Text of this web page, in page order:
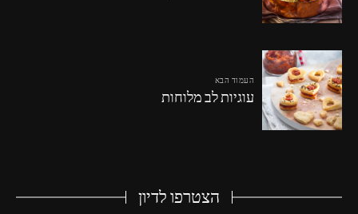
העמוד הבא
עוגיות לב מלוחות
הצטרפו לדיון